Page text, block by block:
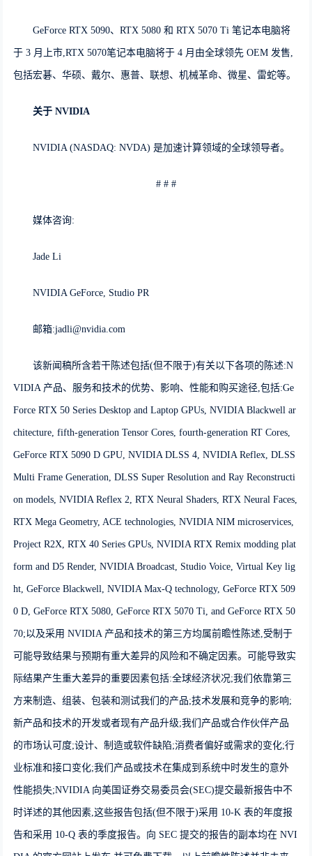
GeForce RTX 5090、RTX 5080 和 RTX 5070 Ti 笔记本电脑将
于 3 月上市,RTX 5070笔记本电脑将于 4 月由全球领先 OEM 发售,
包括宏碁、华硕、戴尔、惠普、联想、机械革命、微星、雷蛇等。
关于NVIDIA
NVIDIA (NASDAQ: NVDA) 是加速计算领域的全球领导者。
# # #
媒体咨询:
Jade Li
NVIDIA GeForce, Studio PR
邮箱:jadli@nvidia.com
该新闻稿所含若干陈述包括(但不限于)有关以下各项的陈述:N
VIDIA 产品、服务和技术的优势、影响、性能和购买途径,包括:Ge
Force RTX 50 Series Desktop and Laptop GPUs, NVIDIA Blackwell ar
chitecture, fifth-generation Tensor Cores, fourth-generation RT Cores,
GeForce RTX 5090 D GPU, NVIDIA DLSS 4, NVIDIA Reflex, DLSS
Multi Frame Generation, DLSS Super Resolution and Ray Reconstructi
on models, NVIDIA Reflex 2, RTX Neural Shaders, RTX Neural Faces,
RTX Mega Geometry, ACE technologies, NVIDIA NIM microservices,
Project R2X, RTX 40 Series GPUs, NVIDIA RTX Remix modding plat
form and D5 Render, NVIDIA Broadcast, Studio Voice, Virtual Key lig
ht, GeForce Blackwell, NVIDIA Max-Q technology, GeForce RTX 509
0 D, GeForce RTX 5080, GeForce RTX 5070 Ti, and GeForce RTX 50
70;以及采用 NVIDIA 产品和技术的第三方均属前瞻性陈述,受制于
可能导致结果与预期有重大差异的风险和不确定因素。可能导致实
际结果产生重大差异的重要因素包括:全球经济状况;我们依靠第三
方来制造、组装、包装和测试我们的产品;技术发展和竞争的影响;
新产品和技术的开发或者现有产品升级;我们产品或合作伙伴产品
的市场认可度;设计、制造或软件缺陷;消费者偏好或需求的变化;行
业标准和接口变化;我们产品或技术在集成到系统中时发生的意外
性能损失;NVIDIA 向美国证券交易委员会(SEC)提交最新报告中不
时详述的其他因素,这些报告包括(但不限于)采用 10-K 表的年度报
告和采用 10-Q 表的季度报告。向 SEC 提交的报告的副本均在 NVI